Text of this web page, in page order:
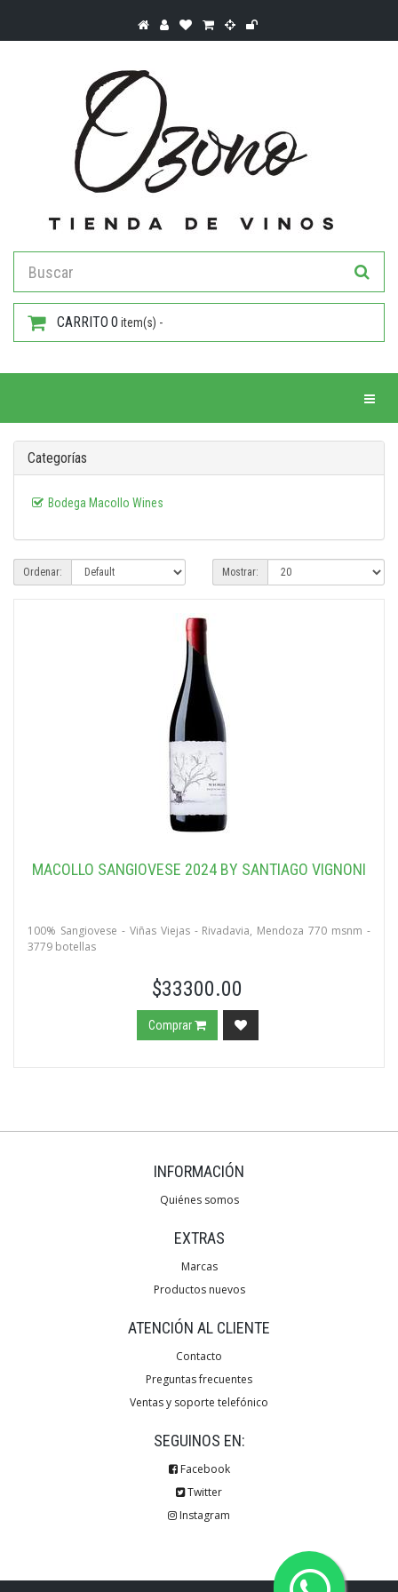
CARRITO 0 item(s) -
Categorías
Bodega Macollo Wines
Ordenar: Mostrar:
MACOLLO SANGIOVESE 2024 BY SANTIAGO VIGNONI
100% Sangiovese - Viñas Viejas - Rivadavia, Mendoza 770 msnm -
3779 botellas
$33300.00
Comprar
INFORMACIÓN
Quiénes somos
EXTRAS
Marcas
Productos nuevos
ATENCIÓN AL CLIENTE
Contacto
Preguntas frecuentes
Ventas y soporte telefónico
SEGUINOS EN:
Facebook
Twitter
Instagram